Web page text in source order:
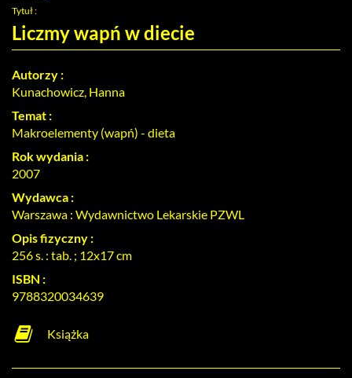
3
Tytuł :
Liczmy wapń w diecie
Autorzy :
Kunachowicz, Hanna
Temat :
Makroelementy (wapń) - dieta
Rok wydania :
2007
Wydawca :
Warszawa : Wydawnictwo Lekarskie PZWL
Opis fizyczny :
256 s. : tab. ; 12x17 cm
ISBN :
9788320034639
Książka